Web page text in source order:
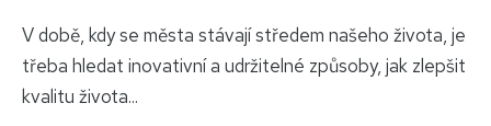
V době, kdy se města stávají středem našeho života, je
třeba hledat inovativní a udržitelné způsoby, jak zlepšit
kvalitu života...